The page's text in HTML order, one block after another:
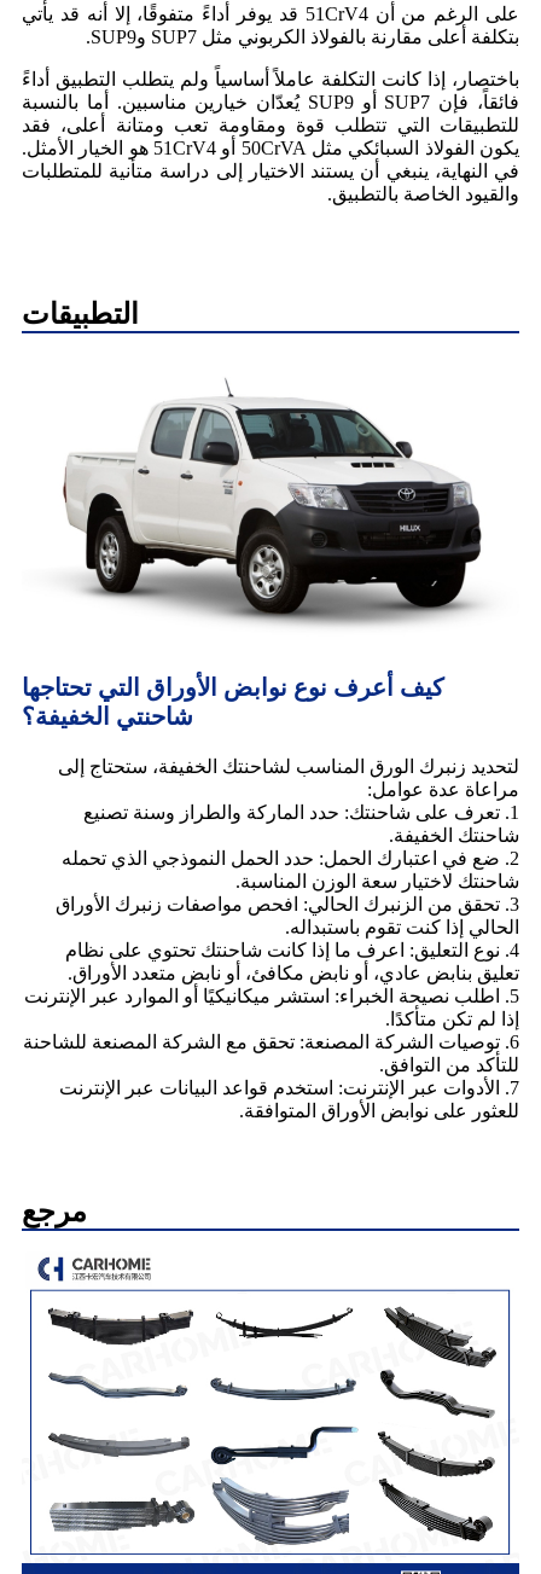
على الرغم من أن 51CrV4 قد يوفر أداءً متفوقًا، إلا أنه قد يأتي
بتكلفة أعلى مقارنة بالفولاذ الكربوني مثل SUP7 وSUP9.
باختصار، إذا كانت التكلفة عاملاً أساسياً ولم يتطلب التطبيق أداءً
فائقاً، فإن SUP7 أو SUP9 يُعدّان خيارين مناسبين. أما بالنسبة
للتطبيقات التي تتطلب قوة ومقاومة تعب ومتانة أعلى، فقد
يكون الفولاذ السبائكي مثل 50CrVA أو 51CrV4 هو الخيار الأمثل.
في النهاية، ينبغي أن يستند الاختيار إلى دراسة متأنية للمتطلبات
والقيود الخاصة بالتطبيق.
التطبيقات
كيف أعرف نوع نوابض الأوراق التي تحتاجها
شاحنتي الخفيفة؟
لتحديد زنبرك الورق المناسب لشاحنتك الخفيفة، ستحتاج إلى
مراعاة عدة عوامل:
1. تعرف على شاحنتك: حدد الماركة والطراز وسنة تصنيع
شاحنتك الخفيفة.
2. ضع في اعتبارك الحمل: حدد الحمل النموذجي الذي تحمله
شاحنتك لاختيار سعة الوزن المناسبة.
3. تحقق من الزنبرك الحالي: افحص مواصفات زنبرك الأوراق
الحالي إذا كنت تقوم باستبداله.
4. نوع التعليق: اعرف ما إذا كانت شاحنتك تحتوي على نظام
تعليق بنابض عادي، أو نابض مكافئ، أو نابض متعدد الأوراق.
5. اطلب نصيحة الخبراء: استشر ميكانيكيًا أو الموارد عبر الإنترنت
إذا لم تكن متأكدًا.
6. توصيات الشركة المصنعة: تحقق مع الشركة المصنعة للشاحنة
للتأكد من التوافق.
7. الأدوات عبر الإنترنت: استخدم قواعد البيانات عبر الإنترنت
للعثور على نوابض الأوراق المتوافقة.
مرجع